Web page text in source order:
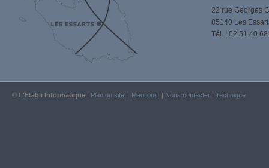
22 rue Georges
85140 Les
Tél. : 02 51 40
© L'Etabli Informatique | Plan du site | Mentions | Nous contacter | Technique